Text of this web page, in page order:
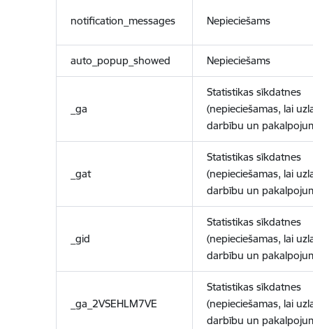
notification_messages Nepieciešams
auto_popup_showed Nepieciešams
_ga
Statistikas sīkdatnes
(nepieciešamas, lai
darbību un
_gat
Statistikas sīkdatnes
(nepieciešamas, lai
darbību un
_gid
Statistikas sīkdatnes
(nepieciešamas, lai
darbību un
_ga_2VSEHLM7VE
Statistikas sīkdatnes
(nepieciešamas, lai
darbību un